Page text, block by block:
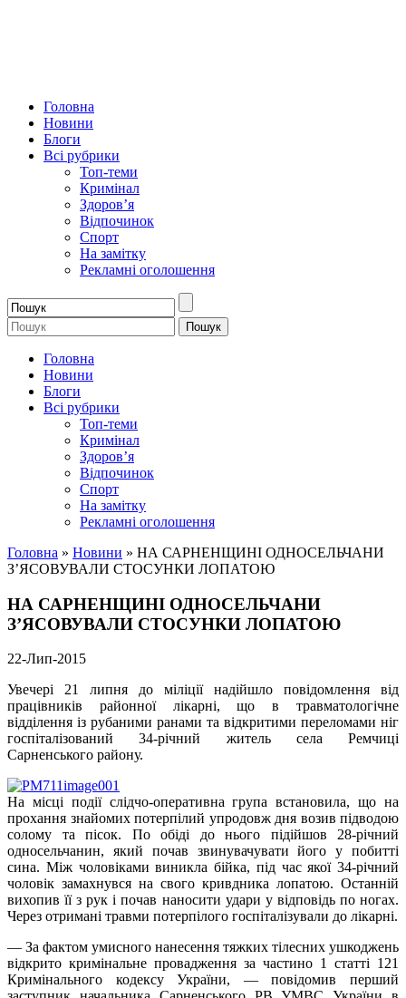
Головна
Новини
Блоги
Всі рубрики
Топ-теми
Кримінал
Здоров’я
Відпочинок
Спорт
На замітку
Рекламні оголошення
Головна
Новини
Блоги
Всі рубрики
Топ-теми
Кримінал
Здоров’я
Відпочинок
Спорт
На замітку
Рекламні оголошення
Головна » Новини » НА САРНЕНЩИНІ ОДНОСЕЛЬЧАНИ
З’ЯСОВУВАЛИ СТОСУНКИ ЛОПАТОЮ
НА САРНЕНЩИНІ ОДНОСЕЛЬЧАНИ
З’ЯСОВУВАЛИ СТОСУНКИ ЛОПАТОЮ
22-Лип-2015
Увечері 21 липня до міліції надійшло повідомлення від
працівників районної лікарні, що в травматологічне
відділення із рубаними ранами та відкритими переломами ніг
госпіталізований 34-річний житель села Ремчиці
Сарненського району.
На місці події слідчо-оперативна група встановила, що на
прохання знайомих потерпілий упродовж дня возив підводою
солому та пісок. По обіді до нього підійшов 28-річний
односельчанин, який почав звинувачувати його у побитті
сина. Між чоловіками виникла бійка, під час якої 34-річний
чоловік замахнувся на свого кривдника лопатою. Останній
вихопив її з рук і почав наносити удари у відповідь по ногах.
Через отримані травми потерпілого госпіталізували до лікарні.
— За фактом умисного нанесення тяжких тілесних ушкоджень
відкрито кримінальне провадження за частино 1 статті 121
Кримінального кодексу України, — повідомив перший